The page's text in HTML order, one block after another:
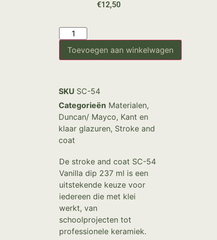
€12,50
Toevoegen aan winkelwagen
SKU SC-54
Categorieën Materialen,
Duncan/ Mayco, Kant en
klaar glazuren, Stroke and
coat
De stroke and coat SC-54
Vanilla dip 237 ml is een
uitstekende keuze voor
iedereen die met klei
werkt, van
schoolprojecten tot
professionele keramiek.